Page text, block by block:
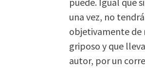
una vez, no
objetivamente de
griposo y que
autor, por un